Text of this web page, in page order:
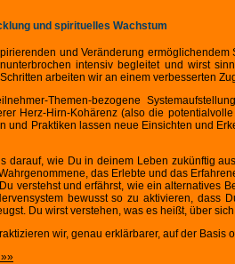
und spirituelles Wachstum
und Veränderung
intensiv begleitet und wirst
arbeiten wir an einem verbesserten
Themen-bezogene
Herz-Hirn-Kohärenz (also die
und Praktiken lassen neue Einsichten und
darauf, wie Du in deinem Leben zukünftig
das Erlebte und das
verstehst und erfährst, wie ein alternatives
bewusst so zu aktivieren, dass
Du wirst verstehen, was es heißt, über
wir, genau erklärbarer, auf der Basis